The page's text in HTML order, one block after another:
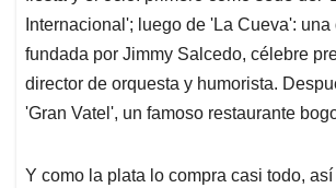
Internacional'; luego de 'La Cueva': una
fundada por Jimmy Salcedo, célebre
director de orquesta y humorista.
'Gran Vatel', un famoso restaurante
Y como la plata lo compra casi todo,